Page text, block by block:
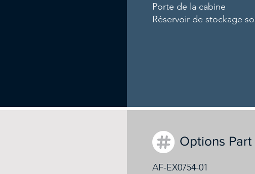
Porte de la cabine
Réservoir de stockage
Options
AF-EX0754-01